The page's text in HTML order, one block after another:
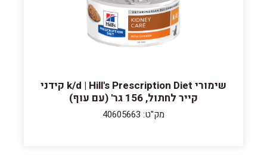
שימורי k/d | Hill's Prescription Diet קידני
קייר לחתול, 156 גר' (עם עוף)
מק"ט: 40605663